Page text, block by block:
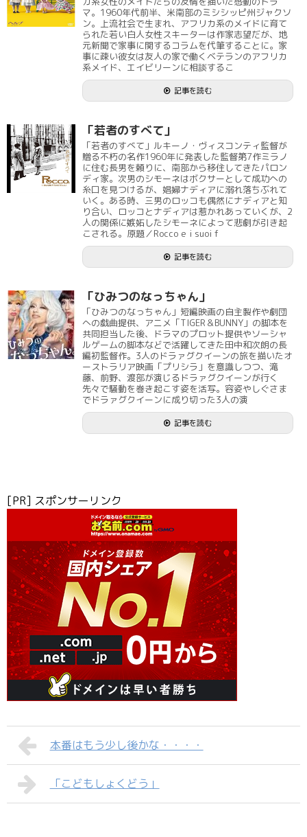
マ。1960年代前半、米南部のミシシッピ州ジャクソ
ン。上流社会で生まれ、アフリカ系のメイドに育て
られた若い白人女性スキーターは作家志望だが、地
元新聞で家事に関するコラムを代筆することに。家
事に疎い彼女は友人の家で働くベテランのアフリカ
系メイド、エイビリーンに相談するこ
記事を読む
「若者のすべて」
「若者のすべて」ルキーノ・ヴィスコンティ監督が
贈る不朽の名作1960年に発表した監督第7作ミラノ
に住む長男を頼りに、南部から移住してきたパロン
ディ家。次男のシモーネはボクサーとして成功への
糸口を見つけるが、娼婦ナディアに溺れ落ちぶれて
いく。ある時、三男のロッコも偶然にナディアと知
り合い、ロッコとナディアは惹かれあっていくが、2
人の関係に嫉妬したシモーネによって悲劇が引き起
こされる。原題／Rocco e i suoi f
記事を読む
「ひみつのなっちゃん」
「ひみつのなっちゃん」短編映画の自主製作や劇団
への戯曲提供、アニメ「TIGER＆BUNNY」の脚本を
共同担当した後、ドラマのプロット提供やソーシャ
ルゲームの脚本などで活躍してきた田中和次朗の長
編初監督作。3人のドラァグクイーンの旅を描いたオ
ーストラリア映画「プリシラ」を意識しつつ、滝
藤、前野、渡部が演じるドラァグクイーンが行く
先々で騒動を巻き起こす姿を活写。容姿やしぐさま
でドラァグクイーンに成り切った3人の演
記事を読む
[PR] スポンサーリンク
本番はもう少し後かな・・・・
「こどもしょくどう」